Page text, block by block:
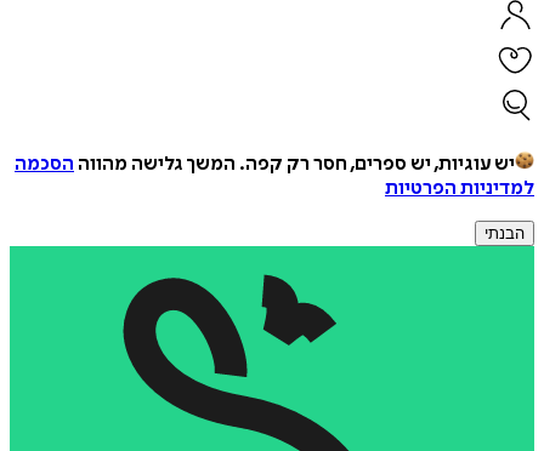
יש עוגיות, יש ספרים, חסר רק קפה. המשך גלישה מהווה הסכמה
למדיניות הפרטיות
הבנתי